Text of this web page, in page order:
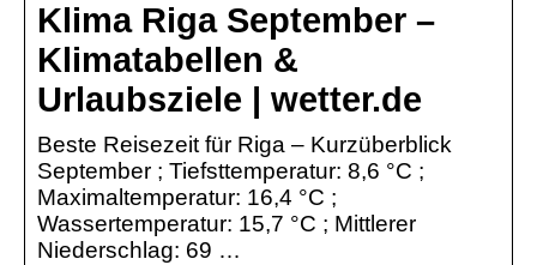
Klima Riga September –
Klimatabellen &
Urlaubsziele | wetter.de
Beste Reisezeit für Riga – Kurzüberblick
September ; Tiefsttemperatur: 8,6 °C ;
Maximaltemperatur: 16,4 °C ;
Wassertemperatur: 15,7 °C ; Mittlerer
Niederschlag: 69 …